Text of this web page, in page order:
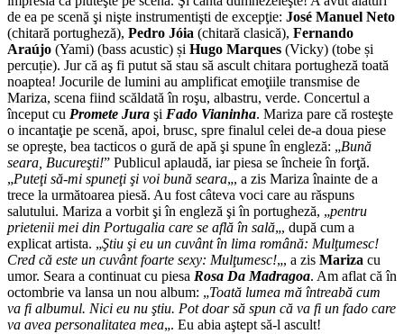
de ea pe scenă şi nişte instrumentişti de excepţie: José Manuel Neto
(chitară portugheză), Pedro Jóia (chitară clasică), Fernando
Araújo (Yami) (bass acustic) și Hugo Marques (Vicky) (tobe și
percuție). Jur că aş fi putut să stau să ascult chitara portugheză toată
noaptea! Jocurile de lumini au amplificat emoţiile transmise de
Mariza, scena fiind scăldată în roşu, albastru, verde. Concertul a
început cu Promete Jura şi Fado Vianinha. Mariza pare că rosteşte
o incantaţie pe scenă, apoi, brusc, spre finalul celei de-a doua piese
se opreşte, bea tacticos o gură de apă şi spune în engleză: „Bună
seara, Bucureşti!” Publicul aplaudă, iar piesa se încheie în forţă.
„Puteţi să-mi spuneţi şi voi bună seara„, a zis Mariza înainte de a
trece la următoarea piesă. Au fost câteva voci care au răspuns
salutului. Mariza a vorbit şi în engleză şi în portugheză, „pentru
prietenii mei din Portugalia care se află în sală„, după cum a
explicat artista. „Ştiu şi eu un cuvânt în lima română: Mulţumesc!
Cred că este un cuvânt foarte sexy: Mulţumesc!„, a zis Mariza cu
umor. Seara a continuat cu piesa Rosa Da Madragoa. Am aflat că în
octombrie va lansa un nou album: „Toată lumea mă întreabă cum
va fi albumul. Nici eu nu ştiu. Pot doar să spun că va fi un fado care
va avea personalitatea mea„. Eu abia aştept să-l ascult!